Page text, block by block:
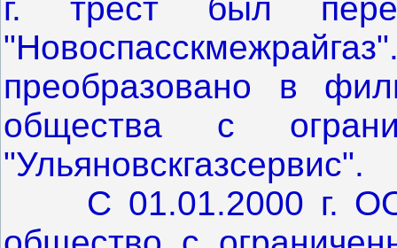
г. трест был
преобразовано в
общества с
"Ульяновскгазсервис".
С 01.01.2000 г.